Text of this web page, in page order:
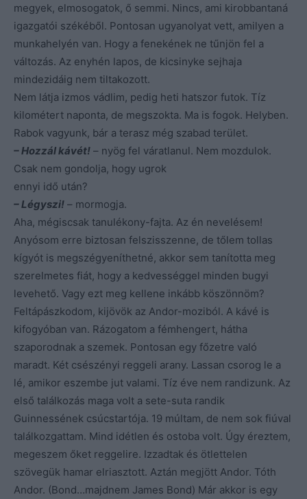
megyek, elmosogatok, ő semmi. Nincs, ami kirobbantaná
igazgatói székéből. Pontosan ugyanolyat vett, amilyen a
munkahelyén van. Hogy a fenekének ne tűnjön fel a
változás. Az enyhén lapos, de kicsinyke sejhaja
mindezidáig nem tiltakozott.
Nem látja izmos vádlim, pedig heti hatszor futok. Tíz
kilométert naponta, de megszokta. Ma is fogok. Helyben.
Rabok vagyunk, bár a terasz még szabad terület.
– Hozzál kávét! – nyög fel váratlanul. Nem mozdulok.
Csak nem gondolja, hogy ugrok
ennyi idő után?
– Légyszi! – mormogja.
Aha, mégiscsak tanulékony-fajta. Az én nevelésem!
Anyósom erre biztosan felszisszenne, de tőlem tollas
kígyót is megszégyeníthetné, akkor sem tanította meg
szerelmetes fiát, hogy a kedvességgel minden bugyi
levehető. Vagy ezt meg kellene inkább köszönnöm?
Feltápászkodom, kijövök az Andor-moziból. A kávé is
kifogyóban van. Rázogatom a fémhengert, hátha
szaporodnak a szemek. Pontosan egy főzetre való
maradt. Két csészényi reggeli arany. Lassan csorog le a
lé, amikor eszembe jut valami. Tíz éve nem randizunk. Az
első találkozás maga volt a sete-suta randik
Guinnessének csúcstartója. 19 múltam, de nem sok fiúval
találkozgattam. Mind idétlen és ostoba volt. Úgy éreztem,
megeszem őket reggelire. Izzadtak és ötlettelen
szövegük hamar elriasztott. Aztán megjött Andor. Tóth
Andor. (Bond…majdnem James Bond) Már akkor is egy